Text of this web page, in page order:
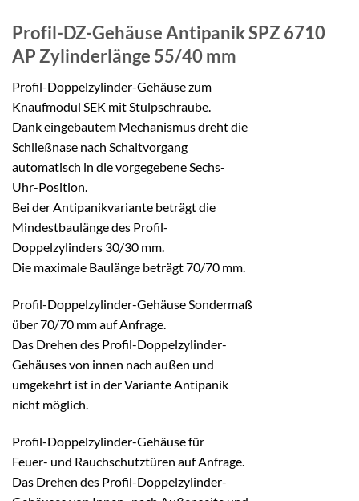
Profil-DZ-Gehäuse Antipanik SPZ 6710
APZylinderlänge 55/40 mm
Profil-Doppelzylinder-Gehäuse zum
Knaufmodul SEK mit Stulpschraube.
Dank eingebautem Mechanismus dreht die
Schließnase nach Schaltvorgang
automatisch in die vorgegebene Sechs-
Uhr-Position.
Bei der Antipanikvariante beträgt die
Mindestbaulänge des Profil-
Doppelzylinders 30/30 mm.
Die maximale Baulänge beträgt 70/70 mm.
Profil-Doppelzylinder-Gehäuse Sondermaß
über 70/70 mm auf Anfrage.
Das Drehen des Profil-Doppelzylinder-
Gehäuses von innen nach außen und
umgekehrt ist in der Variante Antipanik
nicht möglich.
Profil-Doppelzylinder-Gehäuse für
Feuer- und Rauchschutztüren auf Anfrage.
Das Drehen des Profil-Doppelzylinder-